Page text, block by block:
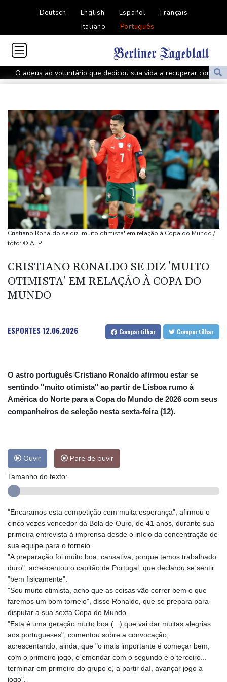
Deutsch English Español
Français
Italiano
Português
O adeus ao voluntário que dedicou sua vida a recuperar corpos
na guerra na Ucrânia
River Plate
Espanha inicia controles fronteiriços com a Itália após crise
migratória
Bruno Guimarães deixa Newcastle e assina com Arsenal
Hamas diz que segue disposto a avançar com plano de paz para
Gaza
Pai de Lionel Messi morre aos 68 anos
Emirados Árabes afirmam que Irã atacou petroleiro no Estreito
de Ormuz
Ex-advogado de Trump é confirmado como procurador-geral dos
Ex-premiê candidato à presidência da França denuncia suspeita
de interferência russa
De la Espriella se alinha aos EUA com foco no 'narcoterrorismo'
Cristiano Ronaldo se diz 'muito otimista' em relação à Copa do Mundo /
foto: © AFP
CRISTIANO RONALDO SE DIZ 'MUITO
OTIMISTA' EM RELAÇÃO À COPA DO
MUNDO
ESPORTES12.06.2026 Compartilhar Compartilhar
O astro português Cristiano Ronaldo afirmou estar se
sentindo "muito otimista" ao partir de Lisboa rumo à
América do Norte para a Copa do Mundo de 2026 com seus
companheiros de seleção nesta sexta-feira (12).
Ouvir Pare de ouvir
Tamanho do texto:
"Encaramos esta competição com muita esperança", afirmou o
cinco vezes vencedor da Bola de Ouro, de 41 anos, durante sua
primeira entrevista à imprensa desde o início da concentração de
sua equipe para o torneio.
"A preparação foi muito boa, cansativa, porque temos trabalhado
duro", acrescentou o capitão de Portugal, que declarou se sentir
"bem fisicamente".
"Sou muito otimista, acho que as coisas vão correr bem e que
faremos um bom torneio", disse Ronaldo, que se prepara para
disputar a sua sexta Copa do Mundo.
"Esta é uma geração muito boa (...) que vai dar muitas alegrias
aos portugueses", comentou sobre a convocação,
acrescentando, ainda, que "o mais importante é começar bem,
com o primeiro jogo, e emendar com o segundo e o terceiro...
terminar em primeiro do grupo e, a partir daí, avançar jogo a
jogo".